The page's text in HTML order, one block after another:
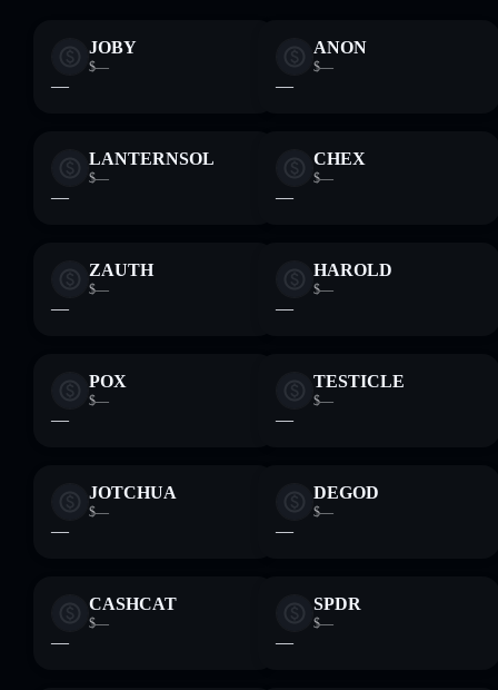
JOBY
$—
—
ANON
$—
—
LANTERNSOL
$—
—
CHEX
$—
—
ZAUTH
$—
—
HAROLD
$—
—
POX
$—
—
TESTICLE
$—
—
JOTCHUA
$—
—
DEGOD
$—
—
CASHCAT
$—
—
SPDR
$—
—